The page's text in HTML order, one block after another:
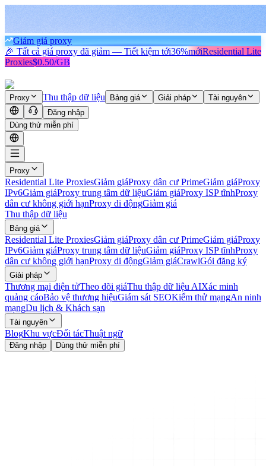
Giảm giá proxy
🎉 Tất cả giá proxy đã giảm — Tiết kiệm tới36%mớiResidential Lite
Proxies$0.50/GB
Proxy Thu thập dữ liệu Bảng giá Giải pháp
Tài nguyên
Đăng nhập
Dùng thử miễn phí
Proxy
Residential Lite ProxiesGiảm giáProxy dân cư PrimeGiảm giáProxy
IPv6Giảm giáProxy trung tâm dữ liệuGiảm giáProxy ISP tĩnhProxy
dân cư không giới hạnProxy di độngGiảm giá
Thu thập dữ liệu
Bảng giá
Residential Lite ProxiesGiảm giáProxy dân cư PrimeGiảm giáProxy
IPv6Giảm giáProxy trung tâm dữ liệuGiảm giáProxy ISP tĩnhProxy
dân cư không giới hạnProxy di độngGiảm giáCrawlGói đăng ký
Giải pháp
Thương mại điện tửTheo dõi giáThu thập dữ liệu AIXác minh
quảng cáoBảo vệ thương hiệuGiám sát SEOKiểm thử mạngAn ninh
mạngDu lịch & Khách sạn
Tài nguyên
BlogKhu vựcĐối tácThuật ngữ
Đăng nhập Dùng thử miễn phí